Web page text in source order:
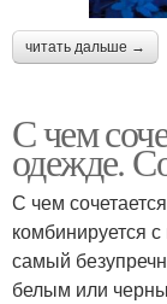
читать дальше →
С чем
одежде.
С чем
комбинируется
самый
белым или